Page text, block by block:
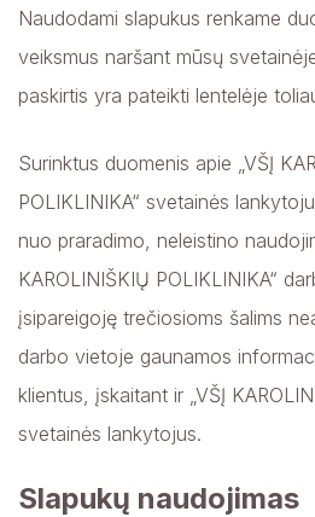
Naudodami slapukus renkame
veiksmus naršant mūsų
paskirtis yra pateikti lentelėje
Surinktus duomenis apie „VŠĮ
POLIKLINIKA“ svetainės
nuo praradimo, neleistino
KAROLINIŠKIŲ POLIKLINIKA“
įsipareigoję trečiosioms šalims
darbo vietoje gaunamos
klientus, įskaitant ir „VŠĮ
svetainės lankytojus.
Slapukų naudojimas